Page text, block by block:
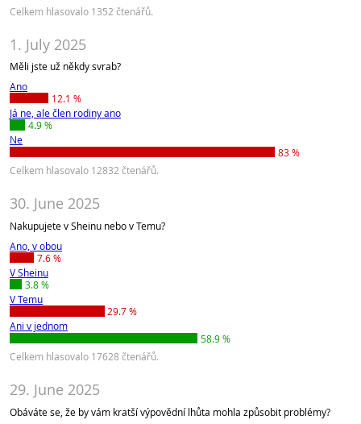
Celkem hlasovalo 1352 čtenářů.
1. July 2025
Měli jste už někdy svrab?
Ano
12.1 %
Já ne, ale člen rodiny ano
4.9 %
Ne
83 %
Celkem hlasovalo 12832 čtenářů.
30. June 2025
Nakupujete v Sheinu nebo v Temu?
Ano, v obou
7.6 %
V Sheinu
3.8 %
V Temu
29.7 %
Ani v jednom
58.9 %
Celkem hlasovalo 17628 čtenářů.
29. June 2025
Obáváte se, že by vám kratší výpovědní lhůta mohla způsobit problémy?